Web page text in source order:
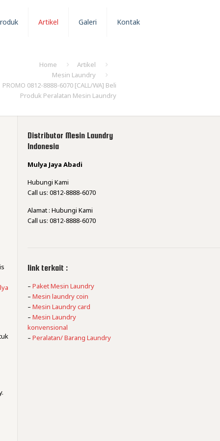
Artikel Galeri Kontak
Home
Artikel
Mesin Laundry
PROMO 0812-8888-6070 [CALL/WA] Beli
Produk Peralatan Mesin Laundry
Distributor Mesin Laundry
Indonesia
Mulya Jaya Abadi
Hubungi Kami
Call us: 0812-8888-6070
Alamat : Hubungi Kami
Call us: 0812-8888-6070
link terkait :
–Paket Mesin Laundry
–Mesin laundry coin
–Mesin Laundry card
–Mesin Laundry
konvensional
–Peralatan/ Barang Laundry